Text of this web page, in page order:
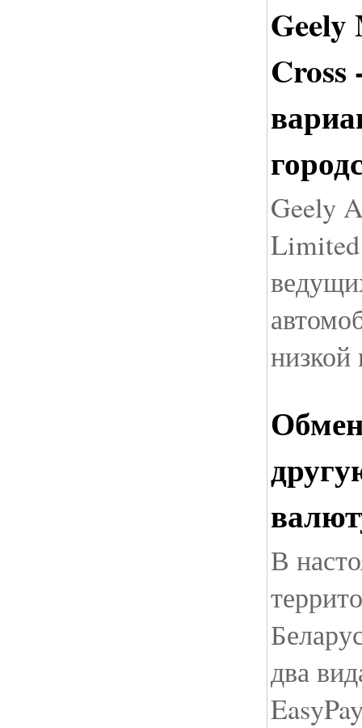
Cross
Geely
Limited
низкой
В
два